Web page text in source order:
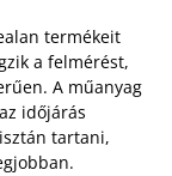
termékeit
a felmérést,
A műanyag
időjárás
tartani,